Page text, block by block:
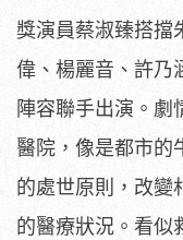
獎演員蔡淑臻搭擋
偉、楊麗音、 許乃
陣容聯手出演。 劇
醫院，像是都市的
的處世原則， 改變
的醫療狀況。 看似